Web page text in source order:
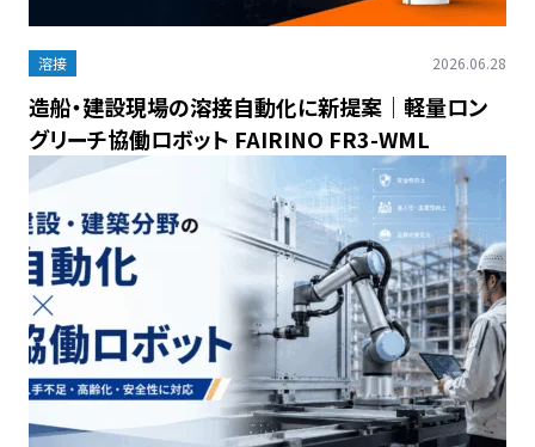
溶接 2026.06.28
造船・建設現場の溶接自動化に新提案｜軽量ロン
グリーチ協働ロボット FAIRINO FR3-WML